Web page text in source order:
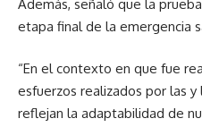
Además, señaló que la
etapa final de la emergencia
“En el contexto en que fue
esfuerzos realizados por las
reflejan la adaptabilidad de